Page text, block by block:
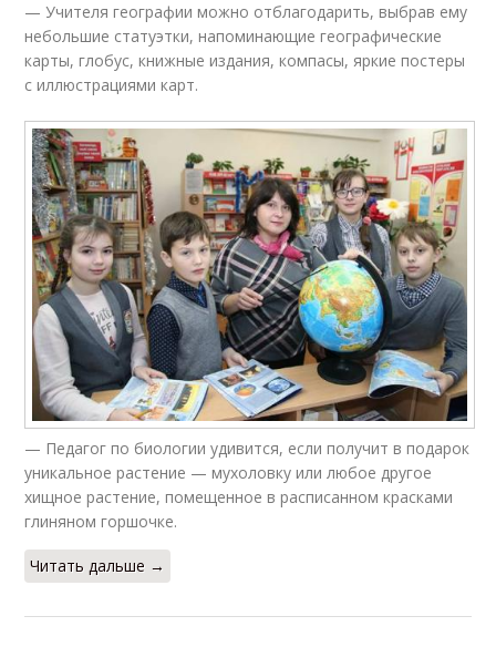
— Учителя географии можно отблагодарить, выбрав ему
небольшие статуэтки, напоминающие географические
карты, глобус, книжные издания, компасы, яркие постеры
с иллюстрациями карт.
— Педагог по биологии удивится, если получит в подарок
уникальное растение — мухоловку или любое другое
хищное растение, помещенное в расписанном красками
глиняном горшочке.
Читать дальше →